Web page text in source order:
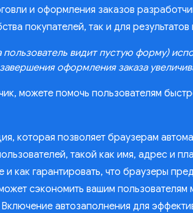
и оформления заказов
покупателей, так и для
пользователь видит пустую форму)
оформления заказа
можете помочь пользователям
которая позволяет браузерам
такой как имя, адрес и
и как гарантировать, что браузеры
сэкономить вашим пользователям
автозаполнения для